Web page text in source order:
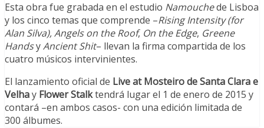
Esta obra fue grabada en el estudio Namouchede Lisboa
y los cinco temas que comprende –Rising Intensity (for
Alan Silva), Angels on the Roof, On the Edge, Greene
HandsyAncient Shit– llevan la firma compartida de los
cuatro músicos intervinientes.
El lanzamiento oficial de Live at Mosteiro de Santa Clara e
Velhay Flower Stalktendrá lugar el 1 de enero de 2015 y
contará –en ambos casos- con una edición limitada de
300 álbumes.